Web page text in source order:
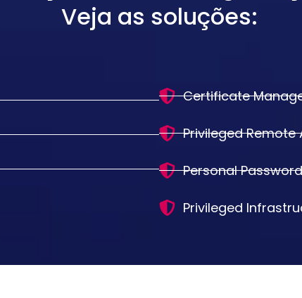
Veja as soluções:
Certificate
Privileged Remote
Personal
Privileged